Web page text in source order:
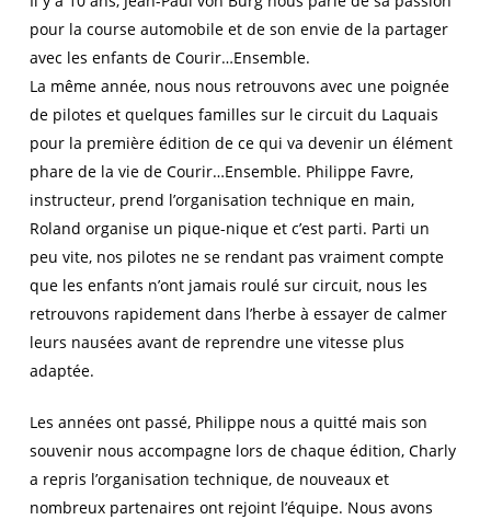
pour la course automobile et de son envie de la partager
avec les enfants de Courir…Ensemble.
La même année, nous nous retrouvons avec une poignée
de pilotes et quelques familles sur le circuit du Laquais
pour la première édition de ce qui va devenir un élément
phare de la vie de Courir…Ensemble. Philippe Favre,
instructeur, prend l’organisation technique en main,
Roland organise un pique-nique et c’est parti. Parti un
peu vite, nos pilotes ne se rendant pas vraiment compte
que les enfants n’ont jamais roulé sur circuit, nous les
retrouvons rapidement dans l’herbe à essayer de calmer
leurs nausées avant de reprendre une vitesse plus
adaptée.
Les années ont passé, Philippe nous a quitté mais son
souvenir nous accompagne lors de chaque édition, Charly
a repris l’organisation technique, de nouveaux et
nombreux partenaires ont rejoint l’équipe. Nous avons